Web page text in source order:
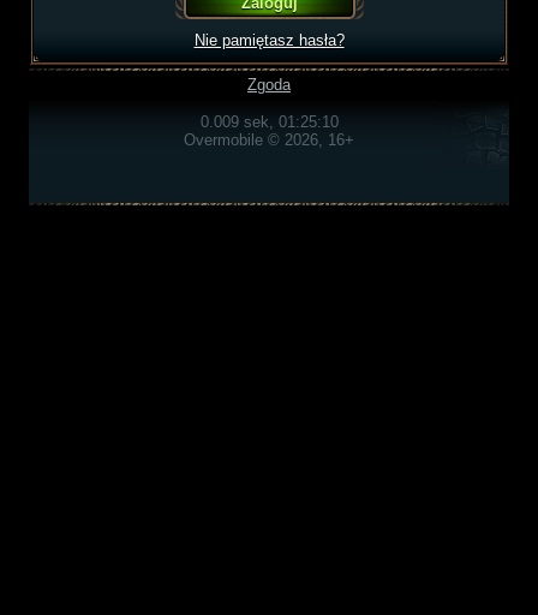
Nie pamiętasz hasła?
Zgoda
0.009 sek, 01:25:10
Overmobile © 2026, 16+